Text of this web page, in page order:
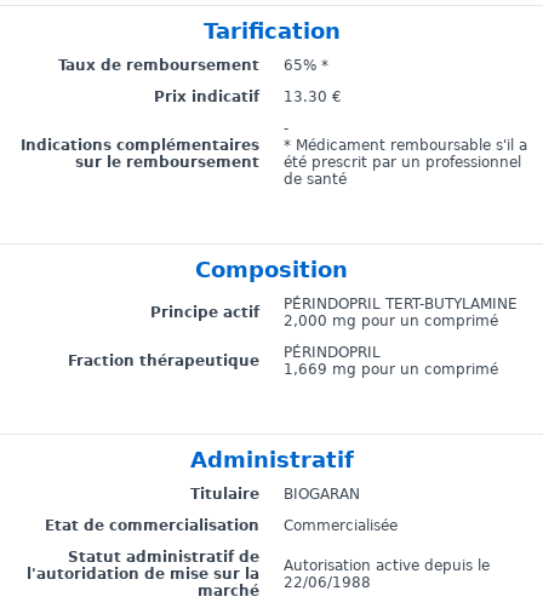
Tarification
Taux de remboursement
65% *
Prix indicatif
13.30 €
Indications complémentaires
sur le remboursement
-
* Médicament remboursable s'il a
été prescrit par un professionnel
de santé
Composition
Principe actif
PÉRINDOPRIL TERT-BUTYLAMINE
2,000 mg pour un comprimé
Fraction thérapeutique
PÉRINDOPRIL
1,669 mg pour un comprimé
Administratif
Titulaire
BIOGARAN
Etat de commercialisation
Commercialisée
Statut administratif de
l'autoridation de mise sur la
marché
Autorisation active depuis le
22/06/1988